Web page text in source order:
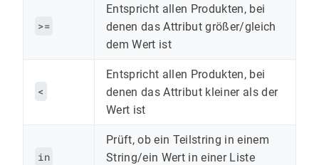
>=
Entspricht allen Produkten, bei
denen das Attribut größer/gleich
dem Wert ist
<
Entspricht allen Produkten, bei
denen das Attribut kleiner als der
Wert ist
in
Prüft, ob ein Teilstring in einem
String/ein Wert in einer Liste